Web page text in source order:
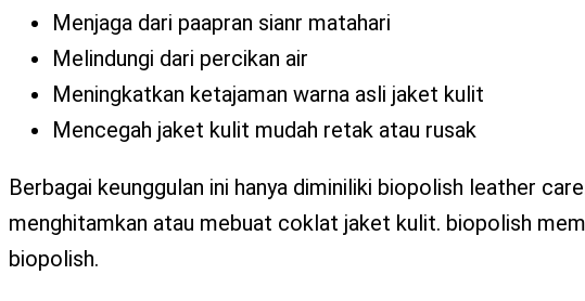
Menjaga dari paapran sianr matahari
Melindungi dari percikan air
Meningkatkan ketajaman warna asli jaket kulit
Mencegah jaket kulit mudah retak atau rusak
Berbagai keunggulan ini hanya diminiliki biopolish leather
menghitamkan atau mebuat coklat jaket kulit. biopolish
biopolish.